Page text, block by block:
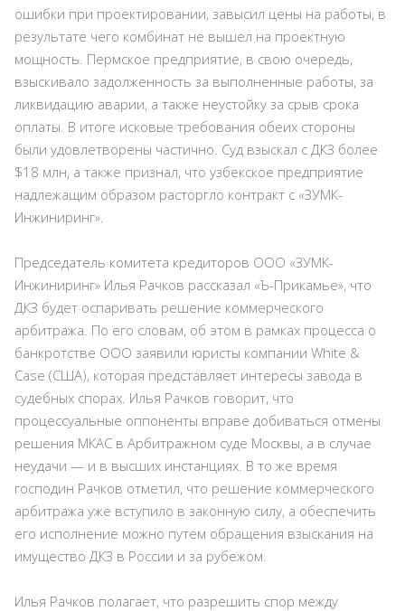
ошибки при проектировании, завысил цены на работы, в
результате чего комбинат не вышел на проектную
мощность. Пермское предприятие, в свою очередь,
взыскивало задолженность за выполненные работы, за
ликвидацию аварии, а также неустойку за срыв срока
оплаты. В итоге исковые требования обеих стороны
были удовлетворены частично. Суд взыскал с ДКЗ более
$18 млн, а также признал, что узбекское предприятие
надлежащим образом расторгло контракт с «ЗУМК-
Инжиниринг».
Председатель комитета кредиторов ООО «ЗУМК-
Инжиниринг» Илья Рачков рассказал «Ъ-Прикамье», что
ДКЗ будет оспаривать решение коммерческого
арбитража. По его словам, об этом в рамках процесса о
банкротстве ООО заявили юристы компании White &
Case (США), которая представляет интересы завода в
судебных спорах. Илья Рачков говорит, что
процессуальные оппоненты вправе добиваться отмены
решения МКАС в Арбитражном суде Москвы, а в случае
неудачи — и в высших инстанциях. В то же время
господин Рачков отметил, что решение коммерческого
арбитража уже вступило в законную силу, а обеспечить
его исполнение можно путем обращения взыскания на
имущество ДКЗ в России и за рубежом.
Илья Рачков полагает, что разрешить спор между